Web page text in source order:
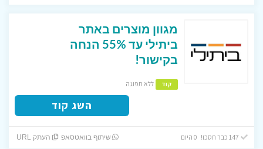
מגוון מוצרים באתר
ביתילי עד 55% הנחה
בקישור!
קוד ללא תפוגה
השג קוד
שיתוף בוואטסאפ העתק URL